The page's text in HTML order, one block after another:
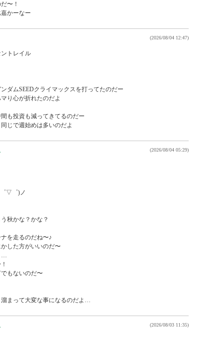
〜！
かーなー
トレイル
ダムSEEDクライマックスを打ってたのだー
り心が折れたのだよ
も投資も減ってきてるのだー
じで週始めは多いのだよ
(2026/08/04 12:47)
▽゜)ノ
秋かな？かな？
を走るのだね〜♪
した方がいいのだ〜
…
もないのだ〜
(2026/08/04 05:29)
(2026/08/03 11:35)